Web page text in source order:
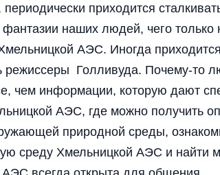
приходится
наших людей, чего
АЭС. Иногда
режиссеры Голливуда. Почему-то
чем информации, которую дают
АЭС, где можно получить
природной среды,
среду Хмельницкой АЭС и найти